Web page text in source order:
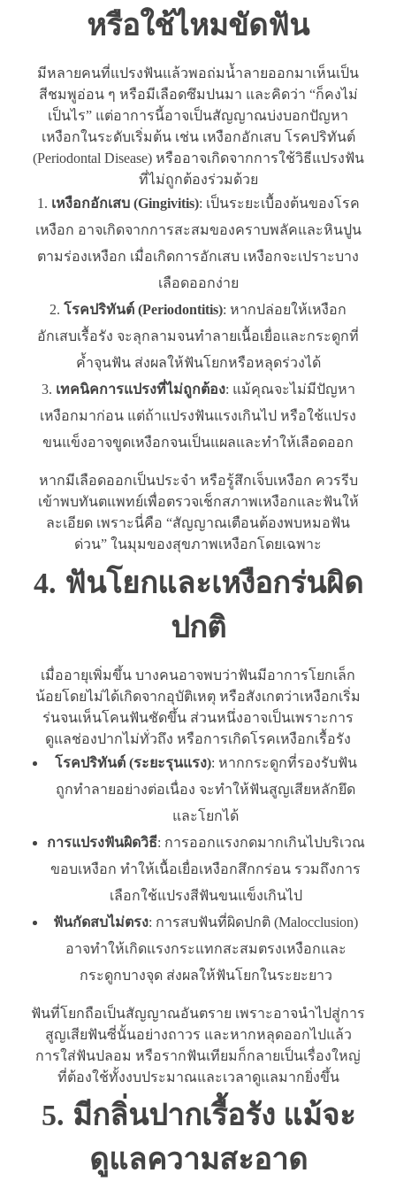
หรือใช้ไหมขัดฟัน
มีหลายคนที่แปรงฟันแล้วพอถ่มน้ำลายออกมาเห็นเป็น
สีชมพูอ่อน ๆ หรือมีเลือดซึมปนมา และคิดว่า “ก็คงไม่
เป็นไร” แต่อาการนี้อาจเป็นสัญญาณบ่งบอกปัญหา
เหงือกในระดับเริ่มต้น เช่น เหงือกอักเสบ โรคปริทันต์
(Periodontal Disease) หรืออาจเกิดจากการใช้วิธีแปรงฟัน
ที่ไม่ถูกต้องร่วมด้วย
เหงือกอักเสบ (Gingivitis): เป็นระยะเบื้องต้นของโรค
เหงือก อาจเกิดจากการสะสมของคราบพลัคและหินปูน
ตามร่องเหงือก เมื่อเกิดการอักเสบ เหงือกจะเปราะบาง
เลือดออกง่าย
โรคปริทันต์ (Periodontitis): หากปล่อยให้เหงือก
อักเสบเรื้อรัง จะลุกลามจนทำลายเนื้อเยื่อและกระดูกที่
ค้ำจุนฟัน ส่งผลให้ฟันโยกหรือหลุดร่วงได้
เทคนิคการแปรงที่ไม่ถูกต้อง: แม้คุณจะไม่มีปัญหา
เหงือกมาก่อน แต่ถ้าแปรงฟันแรงเกินไป หรือใช้แปรง
ขนแข็งอาจขูดเหงือกจนเป็นแผลและทำให้เลือดออก
หากมีเลือดออกเป็นประจำ หรือรู้สึกเจ็บเหงือก ควรรีบ
เข้าพบทันตแพทย์เพื่อตรวจเช็กสภาพเหงือกและฟันให้
ละเอียด เพราะนี่คือ “สัญญาณเตือนต้องพบหมอฟัน
ด่วน” ในมุมของสุขภาพเหงือกโดยเฉพาะ
4. ฟันโยกและเหงือกร่นผิด
ปกติ
เมื่ออายุเพิ่มขึ้น บางคนอาจพบว่าฟันมีอาการโยกเล็ก
น้อยโดยไม่ได้เกิดจากอุบัติเหตุ หรือสังเกตว่าเหงือกเริ่ม
ร่นจนเห็นโคนฟันชัดขึ้น ส่วนหนึ่งอาจเป็นเพราะการ
ดูแลช่องปากไม่ทั่วถึง หรือการเกิดโรคเหงือกเรื้อรัง
โรคปริทันต์ (ระยะรุนแรง): หากกระดูกที่รองรับฟัน
ถูกทำลายอย่างต่อเนื่อง จะทำให้ฟันสูญเสียหลักยึด
และโยกได้
การแปรงฟันผิดวิธี: การออกแรงกดมากเกินไปบริเวณ
ขอบเหงือก ทำให้เนื้อเยื่อเหงือกสึกกร่อน รวมถึงการ
เลือกใช้แปรงสีฟันขนแข็งเกินไป
ฟันกัดสบไม่ตรง: การสบฟันที่ผิดปกติ (Malocclusion)
อาจทำให้เกิดแรงกระแทกสะสมตรงเหงือกและ
กระดูกบางจุด ส่งผลให้ฟันโยกในระยะยาว
ฟันที่โยกถือเป็นสัญญาณอันตราย เพราะอาจนำไปสู่การ
สูญเสียฟันซี่นั้นอย่างถาวร และหากหลุดออกไปแล้ว
การใส่ฟันปลอม หรือรากฟันเทียมก็กลายเป็นเรื่องใหญ่
ที่ต้องใช้ทั้งงบประมาณและเวลาดูแลมากยิ่งขึ้น
5. มีกลิ่นปากเรื้อรัง แม้จะ
ดูแลความสะอาด